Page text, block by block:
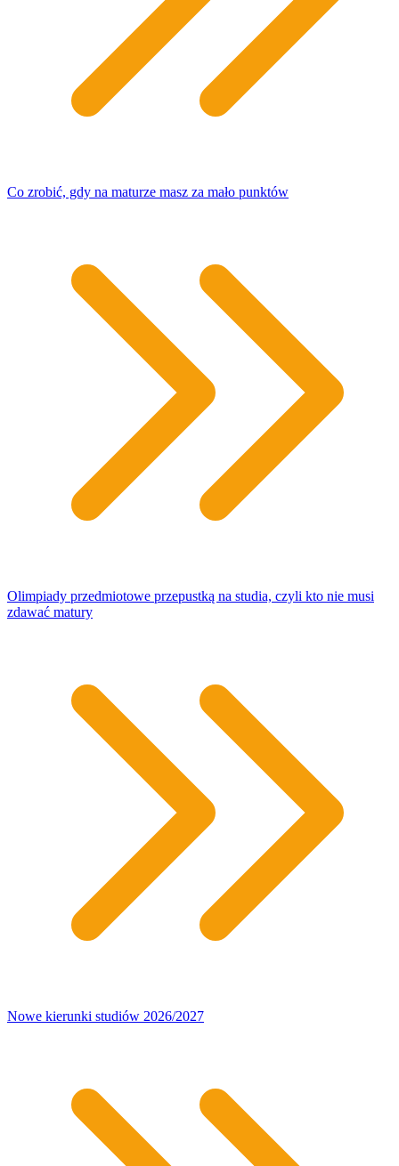
Co zrobić, gdy na maturze masz za mało punktów
Olimpiady przedmiotowe przepustką na studia, czyli kto nie musi
zdawać matury
Nowe kierunki studiów 2026/2027